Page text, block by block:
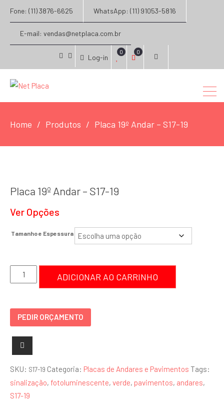
Fone: (11) 3876-6625 WhatsApp: (11) 91053-5816
E-mail: vendas@netplaca.com.br
facebook
instagram
Log-in
0 0
Home Produtos Placa 19º Andar – S17-19
Placa 19º Andar – S17-19
Ver Opções
Tamanho e Espessura
Placa
19º
-
S17-
19
quantidade
ADICIONAR AO CARRINHO
PEDIR ORÇAMENTO
SKU: S17-19 Categoria: Placas de Andares e Pavimentos Tags:
sinalização, fotoluminescente, verde, pavimentos, andares,
S17-19